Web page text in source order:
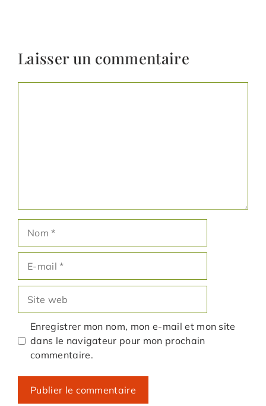
Laisser un commentaire
mail
web
Enregistrer mon nom, mon e-mail et mon site
dans le navigateur pour mon prochain
commentaire.